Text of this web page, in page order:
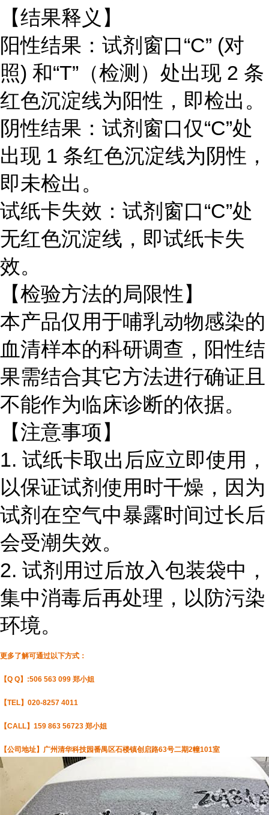
【结果释义】
阳性结果：试剂窗口“C” (对
照) 和“T”（检测）处出现 2 条
红色沉淀线为阳性，即检出。
阴性结果：试剂窗口仅“C”处
出现 1 条红色沉淀线为阴性，
即未检出。
试纸卡失效：试剂窗口“C”处
无红色沉淀线，即试纸卡失
效。
【检验方法的局限性】
本产品仅用于哺乳动物感染的
血清样本的科研调查，阳性结
果需结合其它方法进行确证且
不能作为临床诊断的依据。
【注意事项】
1. 试纸卡取出后应立即使用，
以保证试剂使用时干燥，因为
试剂在空气中暴露时间过长后
会受潮失效。
2. 试剂用过后放入包装袋中，
集中消毒后再处理，以防污染
环境。
更多了解可通过以下方式：
【Q Q】:506 563 099 郑小姐
【TEL】020-8257 4011
【CALL】159 863 56723 郑小姐
【公司地址】广州清华科技园番禺区石楼镇创启路63号二期2幢101室